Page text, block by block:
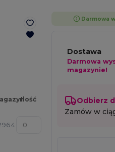
Ilość
Darmowa
Dostawa
Darmowa
magazynie!
Odbierz
Zamów w